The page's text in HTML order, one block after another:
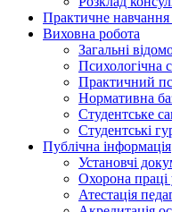
Практичне навчання
Виховна робота
Загальні
Психологічна
Практичний
Нормативна
Студентське
Студентські
Публічна інформація
Установчі
Охорона праці
Атестація